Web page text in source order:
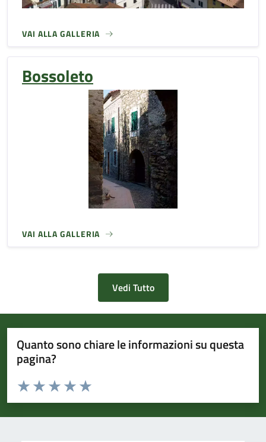
VAI ALLA GALLERIA
Bossoleto
VAI ALLA GALLERIA
Vedi Tutto
Quanto sono chiare le informazioni su questa
pagina?
Valuta da 1 a 5 stelle la pagina
Valuta 5 stelle su 5
Valuta 4 stelle su 5
Valuta 3 stelle su 5
Valuta 2 stelle su 5
Valuta 1 stelle su 5